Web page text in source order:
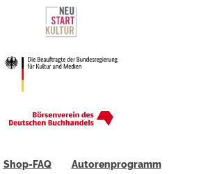
Shop-FAQ Autorenprogramm